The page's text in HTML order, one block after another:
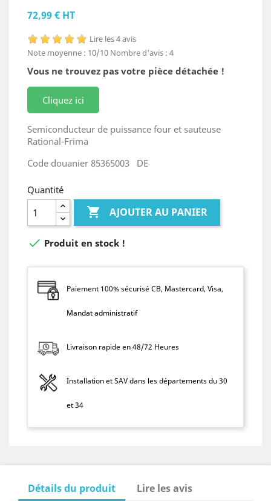
72,99 € HT
Lire les 4 avis
Note moyenne : 10/10 Nombre d'avis : 4
Vous ne trouvez pas votre pièce détachée !
Cliquez ici
Semiconducteur de puissance four et sauteuse
Rational-Frima
Code douanier 85365003 DE
Quantité
 AJOUTER AU PANIER
 Produit en stock !
Paiement 100% sécurisé CB, Mastercard, Visa,
Mandat administratif
Livraison rapide en 48/72 Heures
Installation et SAV dans les départements du 30
et 34
Détails du produit Lire les avis